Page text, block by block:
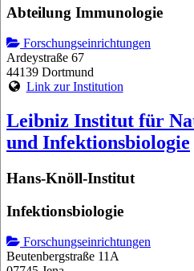
Abteilung Immunologie
Forschungseinrichtungen
Ardeystraße 67
44139 Dortmund
Link zur Institution
Leibniz Institut für
und Infektionsbiologie
Hans-Knöll-Institut
Infektionsbiologie
Forschungseinrichtungen
Beutenbergstraße 11A